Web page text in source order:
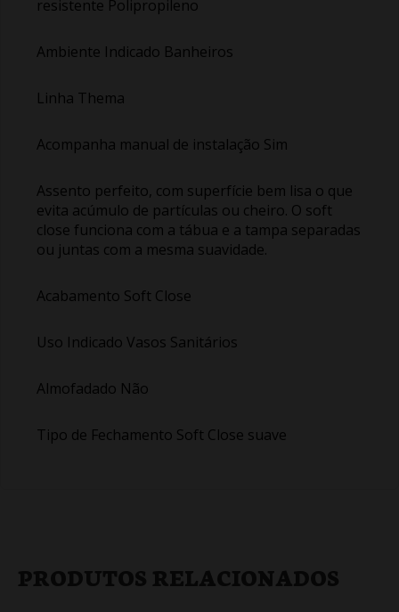
PRODUTOS RELACIONADOS
resistente Polipropileno
Ambiente Indicado Banheiros
Linha Thema
Acompanha manual de instalação Sim
Assento perfeito, com superfície bem lisa o que
evita acúmulo de partículas ou cheiro. O soft
close funciona com a tábua e a tampa separadas
ou juntas com a mesma suavidade.
Acabamento Soft Close
Uso Indicado Vasos Sanitários
Almofadado Não
Tipo de Fechamento Soft Close suave